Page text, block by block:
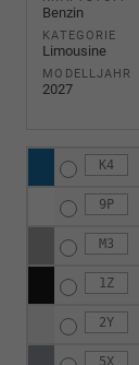
Benzin
KATEGORIE
Limousine
MODELLJAHR
2027
K4
9P
M3
1Z
2Y
5X